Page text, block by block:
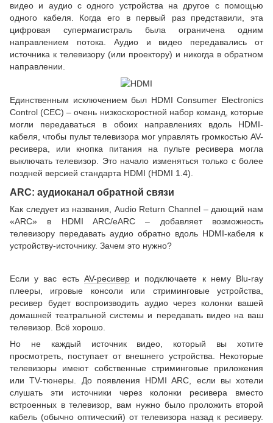
видео и аудио с одного устройства на другое с помощью
одного кабеля. Когда его в первый раз представили, эта
цифровая супермагистраль была ограничена одним
направлением потока. Аудио и видео передавались от
источника к телевизору (или проектору) и никогда в обратном
направлении.
Единственным исключением был HDMI Consumer Electronics
Control (CEC) – очень низкоскоростной набор команд, которые
могли передаваться в обоих направлениях вдоль HDMI-
кабеля, чтобы пульт телевизора мог управлять громкостью AV-
ресивера, или кнопка питания на пульте ресивера могла
выключать телевизор. Это начало изменяться только с более
поздней версией стандарта HDMI (HDMI 1.4).
ARC: аудиоканал обратной связи
Как следует из названия, Audio Return Channel – дающий нам
«ARC» в HDMI ARC/eARC – добавляет возможность
телевизору передавать аудио обратно вдоль HDMI-кабеля к
устройству-источнику. Зачем это нужно?
Если у вас есть AV-ресивери подключаете к нему Blu-ray
плееры, игровые консоли или стриминговые устройства,
ресивер будет воспроизводить аудио через колонки вашей
домашней театральной системы и передавать видео на ваш
телевизор. Всё хорошо.
Но не каждый источник видео, который вы хотите
просмотреть, поступает от внешнего устройства. Некоторые
телевизоры имеют собственные стриминговые приложения
или TV-тюнеры. До появления HDMI ARC, если вы хотели
слушать эти источники через колонки ресивера вместо
встроенных в телевизор, вам нужно было проложить второй
кабель (обычно оптический) от телевизора назад к ресиверу.